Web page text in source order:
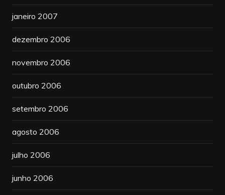
janeiro 2007
dezembro 2006
novembro 2006
outubro 2006
setembro 2006
agosto 2006
julho 2006
junho 2006